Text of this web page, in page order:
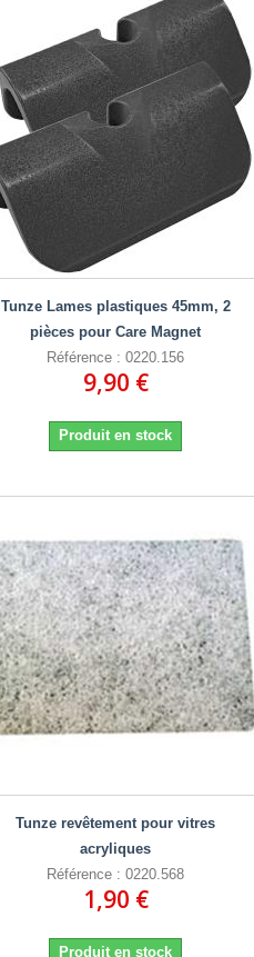
Tunze Lames plastiques 45mm, 2
pièces pour Care Magnet
Référence : 0220.156
9,90 €
Produit en stock
Tunze revêtement pour vitres
acryliques
Référence : 0220.568
1,90 €
Produit en stock